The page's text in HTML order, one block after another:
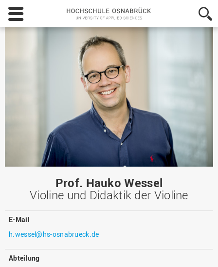
Hochschule
Osnabrück
-
Prof. Hauko Wessel
Violine und Didaktik der Violine
E-Mail
h.wessel@hs-osnabrueck.de
Abteilung